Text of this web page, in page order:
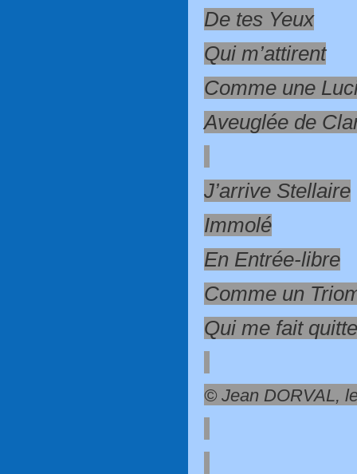
De tes Yeux
Qui m’attirent
Comme une
Aveuglée de
J’arrive Stellaire
Immolé
En Entrée-libre
Comme un
Qui me fait
© Jean DORVAL,